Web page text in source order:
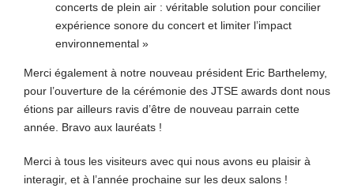
concerts de plein air : véritable solution pour concilier
expérience sonore du concert et limiter l’impact
environnemental »
Merci également à notre nouveau président Eric Barthelemy,
pour l’ouverture de la cérémonie des JTSE awards dont nous
étions par ailleurs ravis d’être de nouveau parrain cette
année. Bravo aux lauréats !
Merci à tous les visiteurs avec qui nous avons eu plaisir à
interagir, et à l’année prochaine sur les deux salons !